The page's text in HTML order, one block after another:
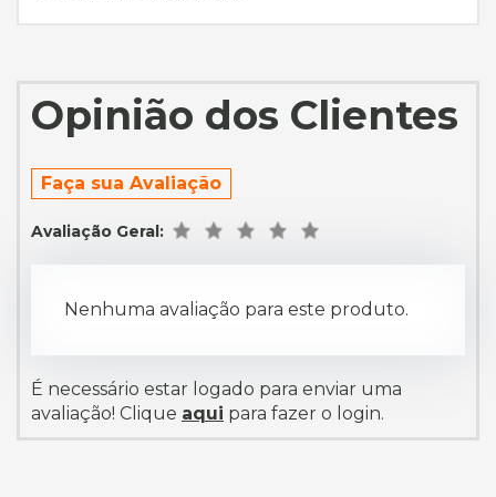
Opinião dos Clientes
Faça sua Avaliação
Avaliação Geral:
Nenhuma avaliação para este produto.
É necessário estar logado para enviar uma
avaliação! Clique aqui para fazer o login.